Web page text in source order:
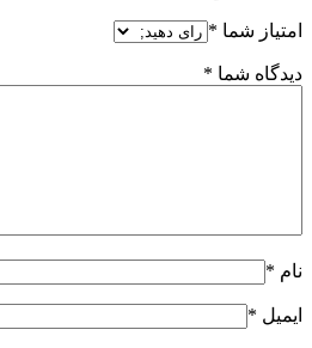
امتیاز شما *
دیدگاه شما *
نام *
ایمیل *